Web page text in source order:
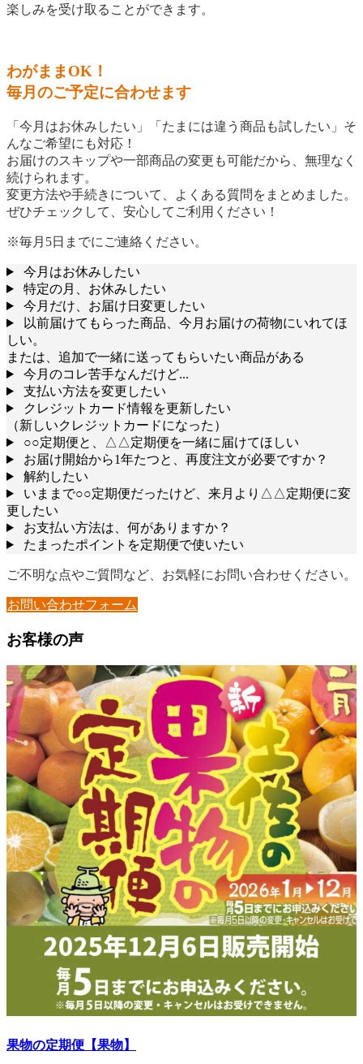
楽しみを受け取ることができます。
わがままOK！
毎月のご予定に合わせます
「今月はお休みしたい」「たまには違う商品も試したい」そ
んなご希望にも対応！
お届けのスキップや一部商品の変更も可能だから、無理なく
続けられます。
変更方法や手続きについて、よくある質問をまとめました。
ぜひチェックして、安心してご利用ください！
※毎月5日までにご連絡ください。
今月はお休みしたい
特定の月、お休みしたい
今月だけ、お届け日変更したい
以前届けてもらった商品、今月お届けの荷物にいれてほ
しい。
または、追加で一緒に送ってもらいたい商品がある
今月のコレ苦手なんだけど...
支払い方法を変更したい
クレジットカード情報を更新したい
（新しいクレジットカードになった）
○○定期便と、△△定期便を一緒に届けてほしい
お届け開始から1年たつと、再度注文が必要ですか？
解約したい
いままで○○定期便だったけど、来月より△△定期便に変
更したい
お支払い方法は、何がありますか？
たまったポイントを定期便で使いたい
ご不明な点やご質問など、お気軽にお問い合わせください。
お問い合わせフォーム
お客様の声
果物の定期便【果物】